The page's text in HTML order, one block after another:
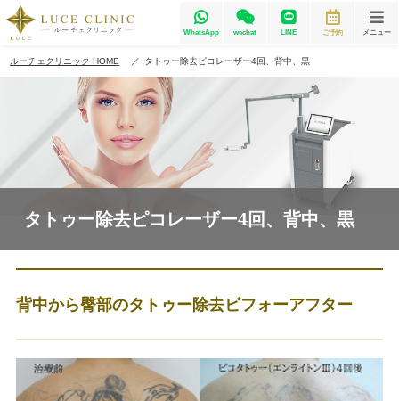
メニュー
ご予約
LINE
wechat
WhatsApp
ルーチェクリニック HOME タトゥー除去ピコレーザー4回、背中、黒
タトゥー除去ピコレーザー4回、背中、黒
背中から臀部のタトゥー除去ビフォーアフター